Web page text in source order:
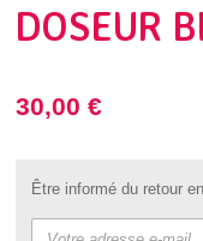
DOSEUR
30,00 €
Être informé du retour